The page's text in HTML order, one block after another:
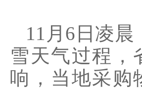
11月6日凌
雪天气过程，
响，当地采购